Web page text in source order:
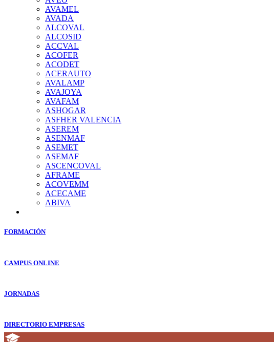
AVAMEL
AVADA
ALCOVAL
ALCOSID
ACCVAL
ACOFER
ACODET
ACERAUTO
AVALAMP
AVAJOYA
AVAFAM
ASHOGAR
ASFHER VALENCIA
ASEREM
ASENMAF
ASEMET
ASEMAF
ASCENCOVAL
AFRAME
ACOVEMM
ACECAME
ABIVA
FORMACIÓN
CAMPUS ONLINE
JORNADAS
DIRECTORIO EMPRESAS